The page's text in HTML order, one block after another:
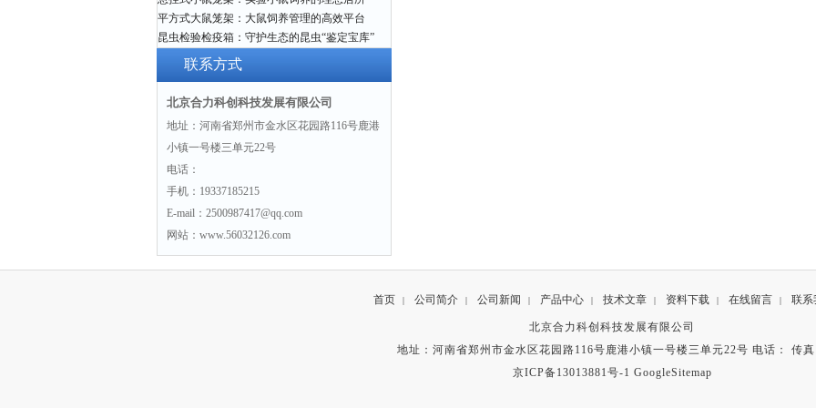
平方式大鼠笼架：大鼠饲养管理的高效平台
昆虫检验检疫箱：守护生态的昆虫“鉴定宝库”
联系方式
北京合力科创科技发展有限公司
地址：河南省郑州市金水区花园路116号鹿港
小镇一号楼三单元22号
电话：
手机：19337185215
E-mail：2500987417@qq.com
网站：www.56032126.com
首页 | 公司简介 | 公司新闻 | 产品中心 | 技术文章 | 资料下载 | 在线留言 | 联系
北京合力科创科技发展有限公司
地址：河南省郑州市金水区花园路116号鹿港小镇一号楼三单元22号 电话： 传真
京ICP备13013881号-1 GoogleSitemap